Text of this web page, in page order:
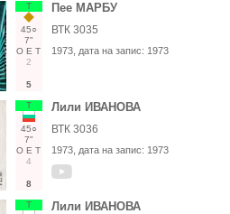
Т
45○
7"
О Е Т
2
5
Пее МАРБУ
ВТК 3035
1973 , дата на запис: 1973
Т
45○
7"
О Е Т
4
8
Лили ИВАНОВА
ВТК 3036
1973 , дата на запис: 1973
Т Лили ИВАНОВА